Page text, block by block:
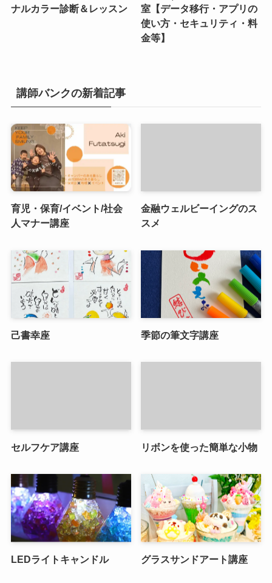
ナルカラー診断＆レッスン
室【データ移行・アプリの
使い方・セキュリティ・料
金等】
講師バンクの新着記事
育児・保育/イベント/社会
人マナー講座
金融ウェルビーイングのス
スメ
己書幸座 季節の筆文字講座
セルフケア講座 リボンを使った簡単な小物
LEDライトキャンドル グラスサンドアート講座